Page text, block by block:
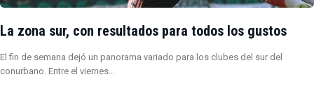
La zona sur, con resultados para todos los gustos
El fin de semana dejó un panorama variado para los clubes del sur del
conurbano. Entre el viernes…